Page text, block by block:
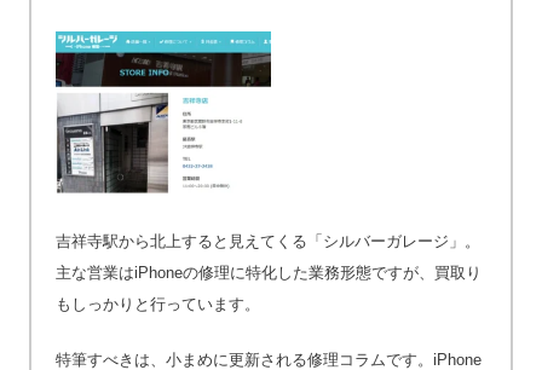
吉祥寺駅から北上すると見えてくる「シルバーガレージ」。
主な営業はiPhoneの修理に特化した業務形態ですが、買取り
もしっかりと行っています。
特筆すべきは、小まめに更新される修理コラムです。iPhone